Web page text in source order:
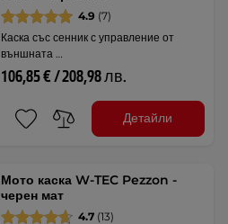
4.9 (7)
Каска със сенник с управление от
външната …
106,85 € / 208,98 лв.
Детайли
Мото каска W-TEC Pezzon -
черен мат
4.7 (13)